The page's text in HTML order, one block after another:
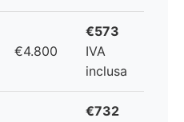
€4.800
€573
IVA
inclusa
€732